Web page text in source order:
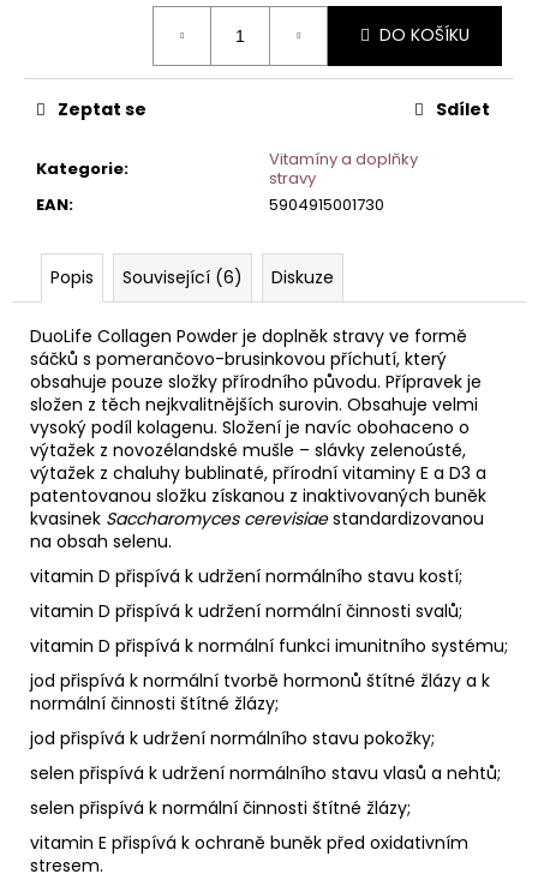
DO KOŠÍKU
Kategorie:
Vitamíny a doplňky
stravy
EAN: 5904915001730
Zeptat se Sdílet
Popis Související (6) Diskuze
DuoLife Collagen Powder je doplněk stravy ve formě
sáčků s pomerančovo-brusinkovou příchutí, který
obsahuje pouze složky přírodního původu. Přípravek je
složen z těch nejkvalitnějších surovin. Obsahuje velmi
vysoký podíl kolagenu. Složení je navíc obohaceno o
výtažek z novozélandské mušle – slávky zelenoústé,
výtažek z chaluhy bublinaté, přírodní vitaminy E a D3 a
patentovanou složku získanou z inaktivovaných buněk
kvasinek Saccharomyces cerevisiaestandardizovanou
na obsah selenu.
vitamin D přispívá k udržení normálního stavu kostí;
vitamin D přispívá k udržení normální činnosti svalů;
vitamin D přispívá k normální funkci imunitního systému;
jod přispívá k normální tvorbě hormonů štítné žlázy a k
normální činnosti štítné žlázy;
jod přispívá k udržení normálního stavu pokožky;
selen přispívá k udržení normálního stavu vlasů a nehtů;
selen přispívá k normální činnosti štítné žlázy;
vitamin E přispívá k ochraně buněk před oxidativním
stresem.